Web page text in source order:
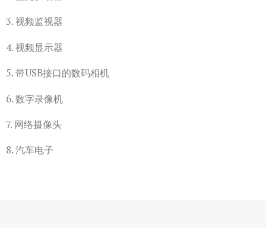
3. 视频监视器
4. 视频显示器
5. 带USB接口的数码相机
6. 数字录像机
7. 网络摄像头
8. 汽车电子